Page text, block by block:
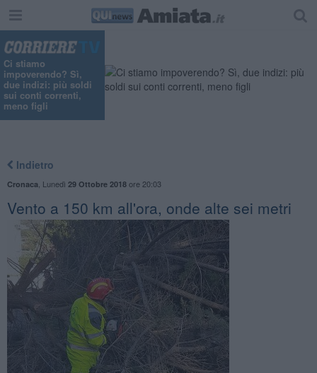
Ci stiamo
impoverendo? Sì,
due indizi: più soldi
sui conti correnti,
meno figli
Indietro
Cronaca Lunedì 29 Ottobre 2018ore 20:03
Vento a 150 km all'ora, onde alte sei metri